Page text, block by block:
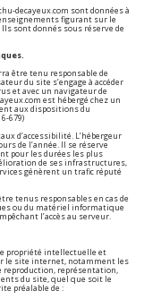
decayeux.com sont données à
figurant sur le
sont donnés sous réserve de
être tenu responsable de
du site s’engage à accéder
et avec un navigateur de
est hébergé chez un
aux dispositions du
679)
d’accessibilité. L’hébergeur
de l’année. Il se réserve
pour les durées les plus
de ses infrastructures,
génèrent un trafic réputé
tenus responsables en cas de
ou du matériel informatique
l’accès au serveur.
propriété intellectuelle et
le site internet, notamment les
reproduction, représentation,
du site, quel que soit le
préalable de :